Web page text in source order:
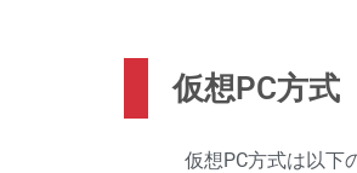
仮想PC方式
仮想PC方式は以下